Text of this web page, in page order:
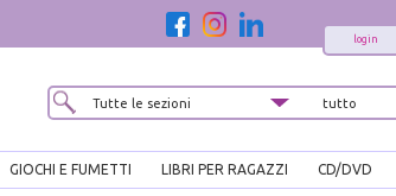
login
GIOCHI E FUMETTI LIBRI PER RAGAZZI CD/DVD